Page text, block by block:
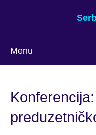
Menu
language